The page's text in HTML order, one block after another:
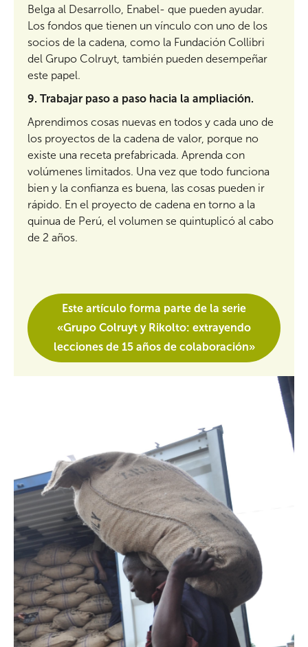
Belga al Desarrollo, Enabel- que pueden ayudar.
Los fondos que tienen un vínculo con uno de los
socios de la cadena, como la Fundación Collibri
del Grupo Colruyt, también pueden desempeñar
este papel.
9. Trabajar paso a paso hacia la ampliación.
Aprendimos cosas nuevas en todos y cada uno de
los proyectos de la cadena de valor, porque no
existe una receta prefabricada. Aprenda con
volúmenes limitados. Una vez que todo funciona
bien y la confianza es buena, las cosas pueden ir
rápido. En el proyecto de cadena en torno a la
quinua de Perú, el volumen se quintuplicó al cabo
de 2 años.
Este artículo forma parte de la serie
«Grupo Colruyt y Rikolto: extrayendo
lecciones de 15 años de colaboración»